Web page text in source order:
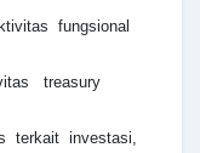
fungsional
treasury
terkait investasi,